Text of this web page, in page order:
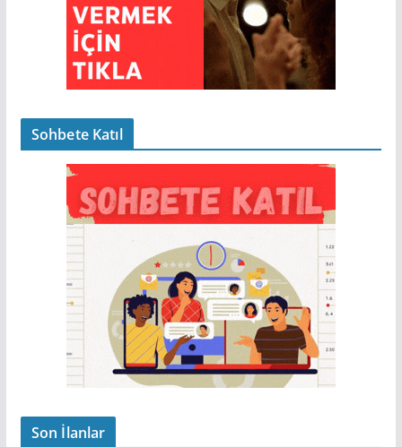
Sohbete Katıl
Son İlanlar